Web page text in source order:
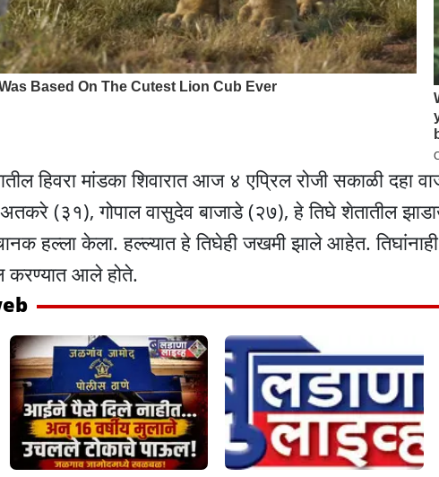
हिवरा मांडका शिवारात आज ४ एप्रिल रोजी सकाळी दहा
(३१), गोपाल वासुदेव बाजाडे (२७), हे तिघे शेतातील
हल्ला केला. हल्ल्यात हे तिघेही जखमी झाले आहेत. तिघांनाही
करण्यात आले होते.